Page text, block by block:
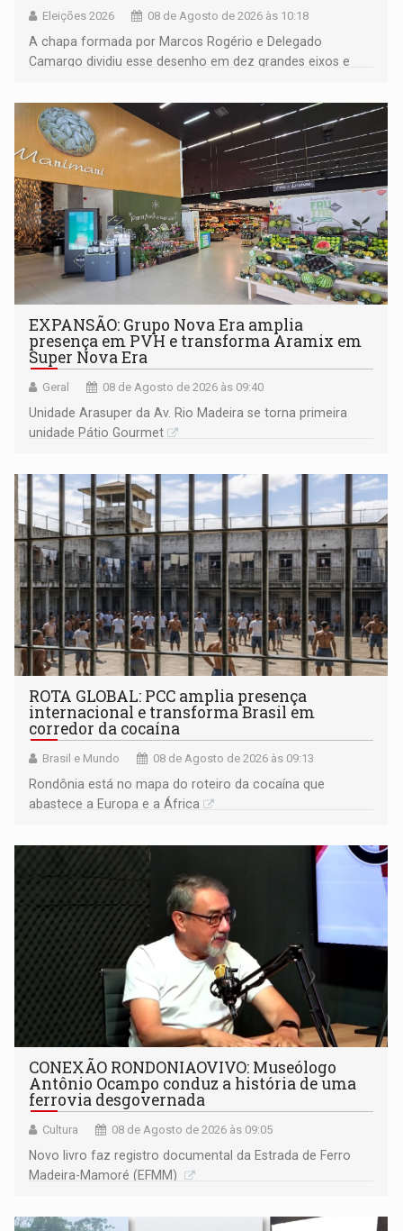
Eleições 2026 08 de Agosto de 2026 às 10:18
A chapa formada por Marcos Rogério e Delegado
Camargo dividiu esse desenho em dez grandes eixos e
EXPANSÃO: Grupo Nova Era amplia
presença em PVH e transforma Aramix em
Super Nova Era
Geral 08 de Agosto de 2026 às 09:40
Unidade Arasuper da Av. Rio Madeira se torna primeira
unidade Pátio Gourmet
ROTA GLOBAL: PCC amplia presença
internacional e transforma Brasil em
corredor da cocaína
Brasil e Mundo 08 de Agosto de 2026 às 09:13
Rondônia está no mapa do roteiro da cocaína que
abastece a Europa e a África
CONEXÃO RONDONIAOVIVO: Museólogo
Antônio Ocampo conduz a história de uma
ferrovia desgovernada
Cultura 08 de Agosto de 2026 às 09:05
Novo livro faz registro documental da Estrada de Ferro
Madeira-Mamoré (EFMM)